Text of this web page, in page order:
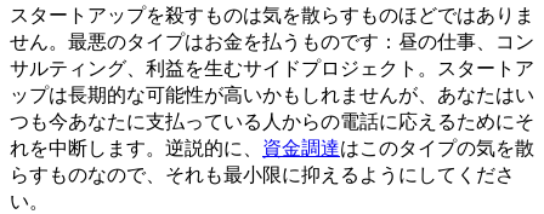
スタートアップを殺すものは気を散らすものほどではありま
せん。最悪のタイプはお金を払うものです：昼の仕事、コン
サルティング、利益を生むサイドプロジェクト。スタートア
ップは長期的な可能性が高いかもしれませんが、あなたはい
つも今あなたに支払っている人からの電話に応えるためにそ
れを中断します。逆説的に、 資金調達はこのタイプの気を散
らすものなので、それも最小限に抑えるようにしてくださ
い。